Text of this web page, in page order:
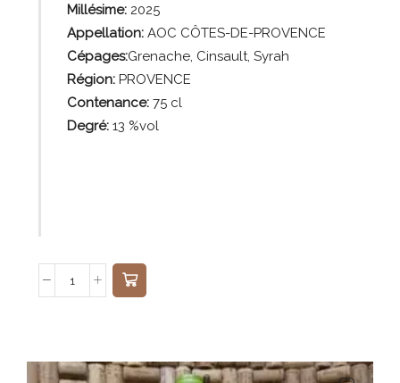
Millésime:2025
Appellation: AOC CÔTES-DE-PROVENCE
Cépages:Grenache, Cinsault, Syrah
Région:PROVENCE
Contenance:75cl
Degré:13 %vol